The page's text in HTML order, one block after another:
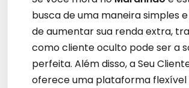
busca de uma maneira simples
de aumentar sua renda extra,
como cliente oculto pode ser a
perfeita. Além disso, a Seu
oferece uma plataforma flexível